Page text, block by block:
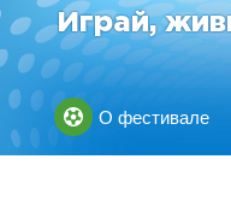
Играй,
О фестивале